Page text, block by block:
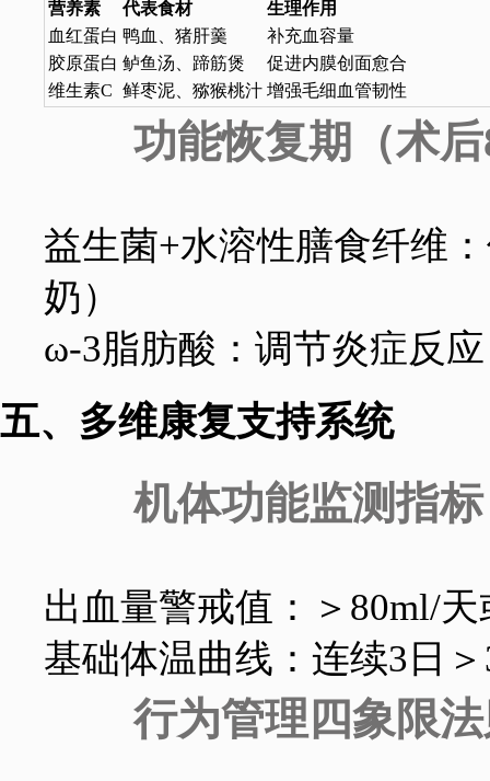
营养素 代表食材
生理作用
血红蛋白 鸭血、猪肝羹
补充血容量
胶原蛋白 鲈鱼汤、蹄筋煲
促进内膜创面愈合
维生素C 鲜枣泥、猕猴桃汁 增强毛细血管韧性
功能恢复期（术
益生菌+水溶性膳食纤维
奶）
ω-3脂肪酸：调节炎症反
五、多维康复支持系统
机体功能监测指标
出血量警戒值：＞80ml/
基础体温曲线：连续3日
行为管理四象限